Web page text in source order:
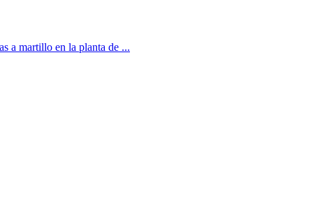
a martillo en la planta de ...